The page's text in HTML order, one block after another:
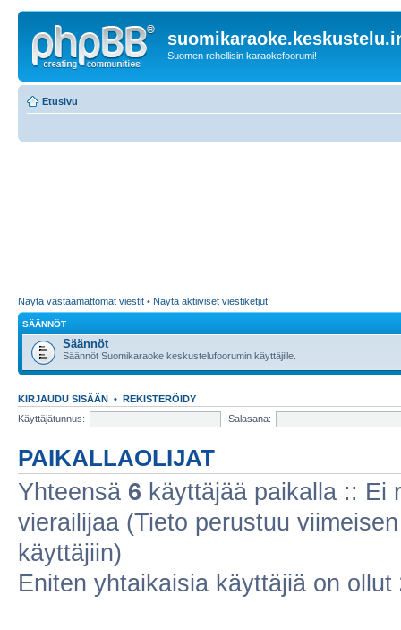
Suomen rehellisin karaokefoorumi!
Etusivu
Näytä vastaamattomat viestit • Näytä aktiiviset viestiketjut
SÄÄNNÖT
Säännöt
Säännöt Suomikaraoke keskustelufoorumin käyttäjille.
KIRJAUDU SISÄÄN • REKISTERÖIDY
Käyttäjätunnus:
Salasana:
PAIKALLAOLIJAT
Yhteensä 6 käyttäjää paikalla :: Ei
vierailijaa (Tieto perustuu
käyttäjiin)
Eniten yhtaikaisia käyttäjiä on ollut